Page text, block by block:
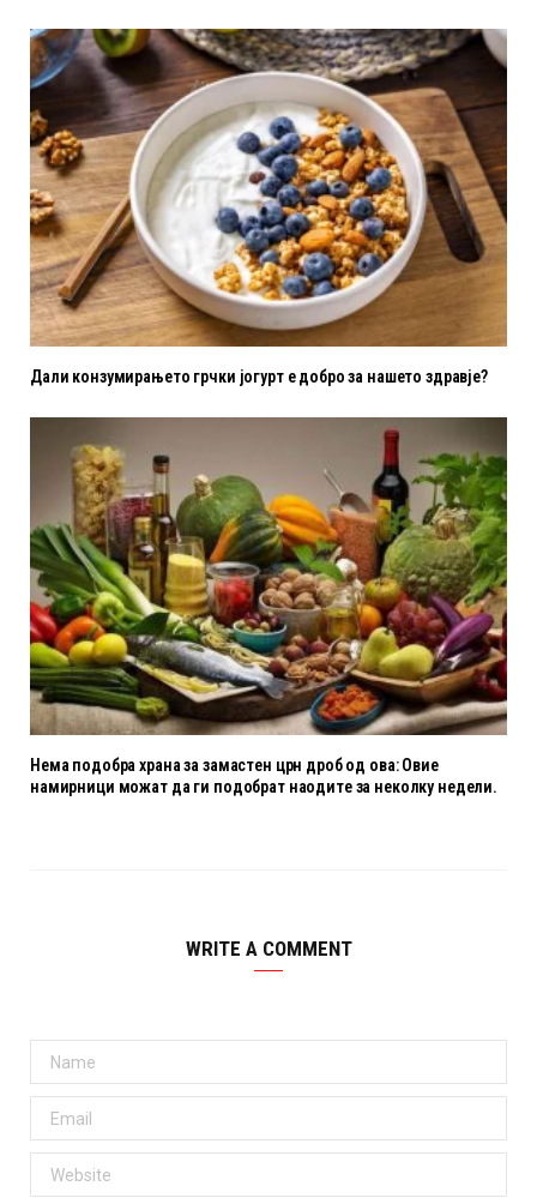
Дали конзумирањето грчки јогурт е добро за нашето здравје?
Нема подобра храна за замастен црн дроб од ова: Овие
намирници можат да ги подобрат наодите за неколку недели.
WRITE A COMMENT